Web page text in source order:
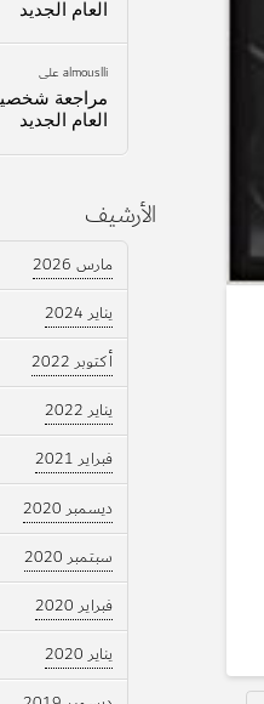
العام الجديد
almouslli على
العام الجديد
الأرشيف
مارس 2026
يناير 2024
أكتوبر 2022
يناير 2022
فبراير 2021
ديسمبر 2020
سبتمبر 2020
فبراير 2020
يناير 2020